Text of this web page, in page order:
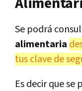
Se podrá
alimentaria
tus clave de
Es decir que